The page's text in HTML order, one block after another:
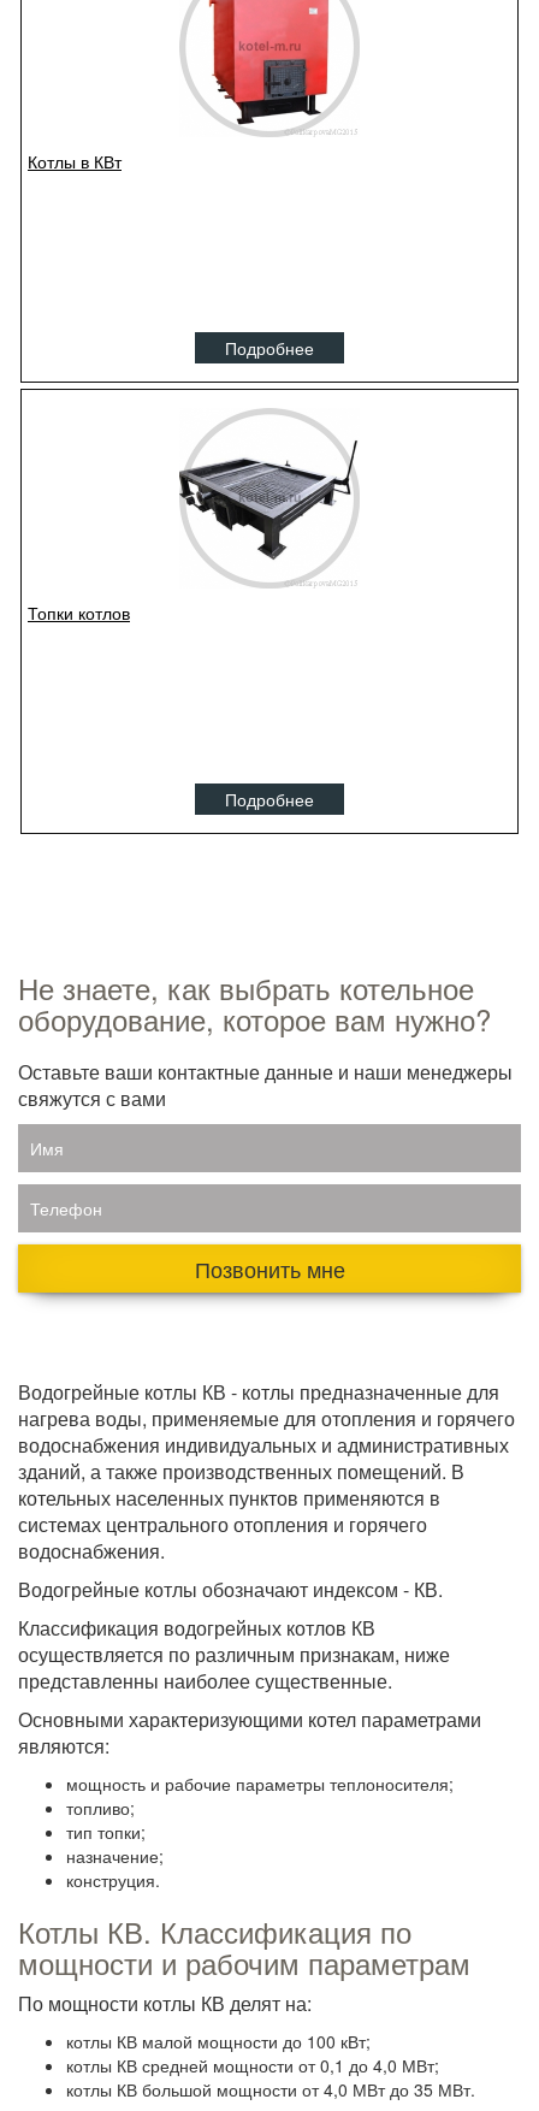
Котлы в КВт
Подробнее
Топки котлов
Подробнее
Не знаете, как выбрать котельное
оборудование, которое вам нужно?
Оставьте ваши контактные данные и наши менеджеры
свяжутся с вами
Имя
Телефон
Позвонить мне
Водогрейные котлы КВ - котлы предназначенные для
нагрева воды, применяемые для отопления и горячего
водоснабжения индивидуальных и административных
зданий, а также производственных помещений. В
котельных населенных пунктов применяются в
системах центрального отопления и горячего
водоснабжения.
Водогрейные котлы обозначают индексом - КВ.
Классификация водогрейных котлов КВ
осуществляется по различным признакам, ниже
представленны наиболее существенные.
Основными характеризующими котел параметрами
являются:
мощность и рабочие параметры теплоносителя;
топливо;
тип топки;
назначение;
конструция.
Котлы КВ. Классификация по
мощности и рабочим параметрам
По мощности котлы КВ делят на:
котлы КВ малой мощности до 100 кВт;
котлы КВ средней мощности от 0,1 до 4,0 МВт;
котлы КВ большой мощности от 4,0 МВт до 35 МВт.